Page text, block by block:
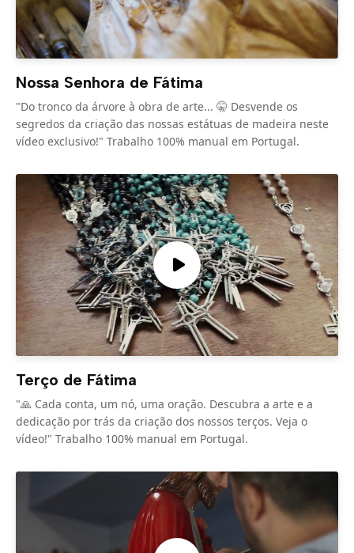
Nossa Senhora de Fátima
"Do tronco da árvore à obra de arte... 🤫 Desvende os
segredos da criação das nossas estátuas de madeira neste
vídeo exclusivo!" Trabalho 100% manual em Portugal.
Terço de Fátima
"🙏 Cada conta, um nó, uma oração. Descubra a arte e a
dedicação por trás da criação dos nossos terços. Veja o
vídeo!" Trabalho 100% manual em Portugal.